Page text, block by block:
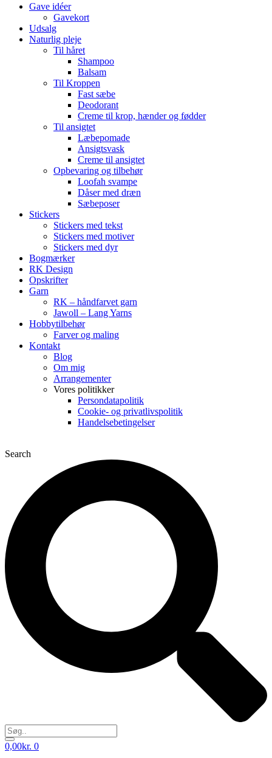
Gave idéer
Gavekort
Udsalg
Naturlig pleje
Til håret
Shampoo
Balsam
Til Kroppen
Fast sæbe
Deodorant
Creme til krop, hænder og fødder
Til ansigtet
Læbepomade
Ansigtsvask
Creme til ansigtet
Opbevaring og tilbehør
Loofah svampe
Dåser med dræn
Sæbeposer
Stickers
Stickers med tekst
Stickers med motiver
Stickers med dyr
Bogmærker
RK Design
Opskrifter
Garn
RK – håndfarvet garn
Jawoll – Lang Yarns
Hobbytilbehør
Farver og maling
Kontakt
Blog
Om mig
Arrangementer
Vores politikker
Persondatapolitik
Cookie- og privatlivspolitik
Handelsebetingelser
Search
0,00kr. 0